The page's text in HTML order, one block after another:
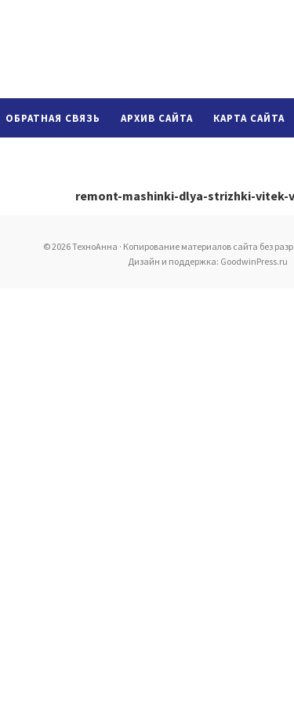
ОБРАТНАЯ СВЯЗЬ АРХИВ САЙТА КАРТА САЙТА
remont-mashinki-dlya-strizhki-vitek-
© 2026 ТехноАнна · Копирование материалов сайта без
Дизайн и поддержка: GoodwinPress.ru